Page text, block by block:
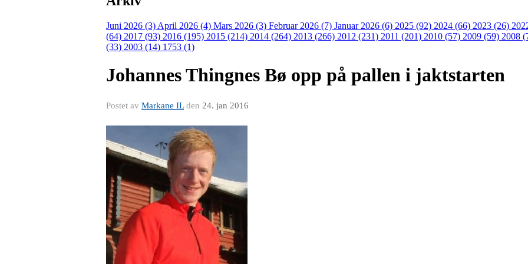
Juni 2026 (3) April 2026 (4) Mars 2026 (3) Februar 2026 (7) Januar 2026 (6) 2025 (92) 2024 (66) 2023 (26)
(64) 2017 (93) 2016 (195) 2015 (214) 2014 (264) 2013 (266) 2012 (231) 2011 (201) 2010 (57) 2009 (59) 2008
(33) 2003 (14) 1753 (1)
Johannes Thingnes Bø opp på pallen i jaktstarten
Postet av Markane ILden 24. jan 2016